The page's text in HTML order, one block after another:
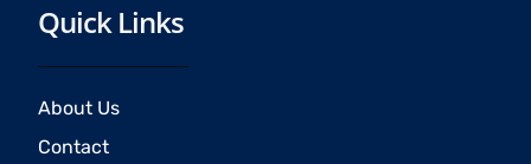
Quick Links
About Us
Contact